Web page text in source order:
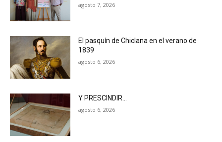
agosto 7, 2026
El pasquín de Chiclana en el verano de
1839
agosto 6, 2026
Y PRESCINDIR…
agosto 6, 2026